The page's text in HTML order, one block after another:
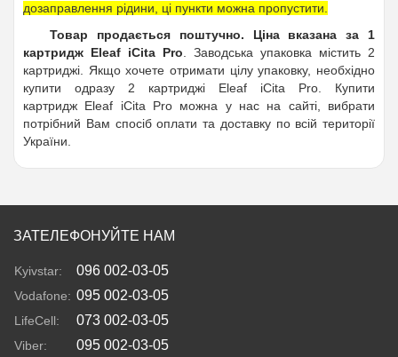
дозаправлення рідини, ці пункти можна пропустити.
Товар продається поштучно. Ціна вказана за 1
картридж Eleaf iCita Pro. Заводська упаковка містить 2
картриджі. Якщо хочете отримати цілу упаковку, необхідно
купити одразу 2 картриджі Eleaf iCita Pro. Купити
картридж Eleaf iCita Pro можна у нас на сайті, вибрати
потрібний Вам спосіб оплати та доставку по всій території
України.
ЗАТЕЛЕФОНУЙТЕ НАМ
Kyivstar: 096 002-03-05
Vodafone: 095 002-03-05
LifeCell: 073 002-03-05
Viber: 095 002-03-05